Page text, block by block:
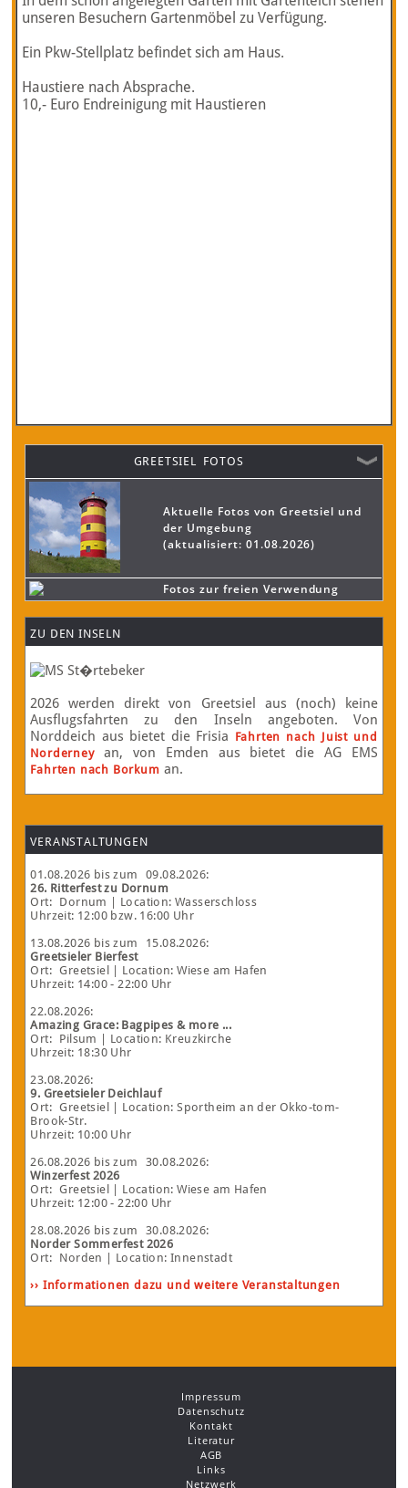
unseren Besuchern Gartenmöbel zu Verfügung.
Ein Pkw-Stellplatz befindet sich am Haus.
Haustiere nach Absprache.
10,- Euro Endreinigung mit Haustieren
GREETSIEL FOTOS
Aktuelle Fotos von Greetsiel und
der Umgebung
(aktualisiert: 01.08.2026)
Fotos zur freien Verwendung
ZU DEN INSELN
2026 werden direkt von Greetsiel aus (noch) keine
Ausflugsfahrten zu den Inseln angeboten. Von
Norddeich aus bietet die Frisia Fahrten nach Juist und
Norderneyan, von Emden aus bietet die AG EMS
Fahrten nach Borkum an.
VERANSTALTUNGEN
01.08.2026 bis zum 09.08.2026:
26. Ritterfest zu Dornum
Ort: Dornum
| Location: Wasserschloss
Uhrzeit: 12:00 bzw. 16:00 Uhr
13.08.2026 bis zum 15.08.2026:
Greetsieler Bierfest
Ort: Greetsiel
| Location: Wiese am Hafen
Uhrzeit: 14:00 - 22:00 Uhr
22.08.2026:
Amazing Grace: Bagpipes & more ...
Ort: Pilsum
| Location: Kreuzkirche
Uhrzeit: 18:30 Uhr
23.08.2026:
9. Greetsieler Deichlauf
Ort: Greetsiel
| Location: Sportheim an der Okko-tom-
Brook-Str.
Uhrzeit: 10:00 Uhr
26.08.2026 bis zum 30.08.2026:
Winzerfest 2026
Ort: Greetsiel
| Location: Wiese am Hafen
Uhrzeit: 12:00 - 22:00 Uhr
28.08.2026 bis zum 30.08.2026:
Norder Sommerfest 2026
Ort: Norden
| Location: Innenstadt
›› Informationen dazu und weitere Veranstaltungen
Impressum
Datenschutz
Kontakt
Literatur
AGB
Links
Netzwerk